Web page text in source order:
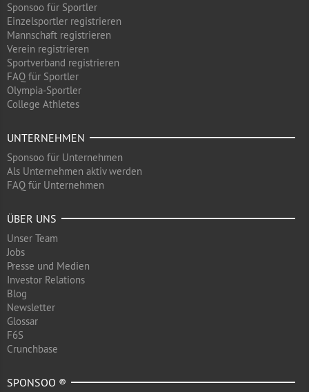
Sponsoo für Sportler
Einzelsportler registrieren
Mannschaft registrieren
Verein registrieren
Sportverband registrieren
FAQ für Sportler
Olympia-Sportler
College Athletes
UNTERNEHMEN
Sponsoo für Unternehmen
Als Unternehmen aktiv werden
FAQ für Unternehmen
ÜBER UNS
Unser Team
Jobs
Presse und Medien
Investor Relations
Blog
Newsletter
Glossar
F6S
Crunchbase
SPONSOO ®